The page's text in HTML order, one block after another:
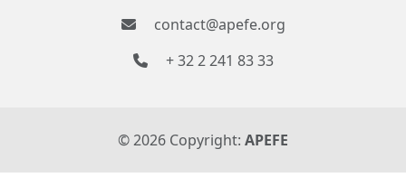
contact@apefe.org
+ 32 2 241 83 33
©2026 Copyright: APEFE